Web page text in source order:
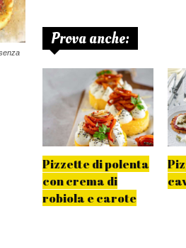
Prova anche:
Pizzette di polenta
con crema di
robiola e carote